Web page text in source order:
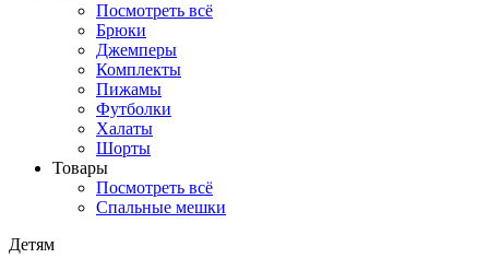
Посмотреть всё
Брюки
Джемперы
Комплекты
Пижамы
Футболки
Халаты
Шорты
Товары
Посмотреть всё
Спальные мешки
Детям